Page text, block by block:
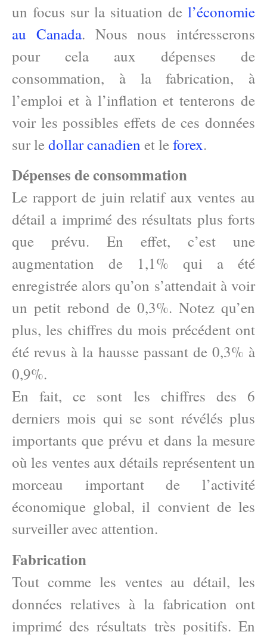
un focus sur la situation de l’économie
au Canada. Nous nous intéresserons
pour cela aux dépenses de
consommation, à la fabrication, à
l’emploi et à l’inflation et tenterons de
voir les possibles effets de ces données
sur ledollar canadien et leforex.
Dépenses de consommation
Le rapport de juin relatif aux ventes au
détail a imprimé des résultats plus forts
que prévu. En effet, c’est une
augmentation de 1,1% qui a été
enregistrée alors qu’on s’attendait à voir
un petit rebond de 0,3%. Notez qu’en
plus, les chiffres du mois précédent ont
été revus à la hausse passant de 0,3% à
0,9%.
En fait, ce sont les chiffres des 6
derniers mois qui se sont révélés plus
importants que prévu et dans la mesure
où les ventes aux détails représentent un
morceau important de l’activité
économique global, il convient de les
surveiller avec attention.
Fabrication
Tout comme les ventes au détail, les
données relatives à la fabrication ont
imprimé des résultats très positifs. En